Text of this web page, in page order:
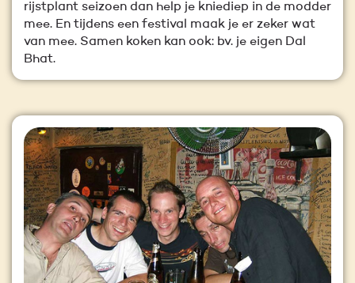
rijstplant seizoen dan help je kniediep in de modder
mee. En tijdens een festival maak je er zeker wat
van mee. Samen koken kan ook: bv. je eigen Dal
Bhat.